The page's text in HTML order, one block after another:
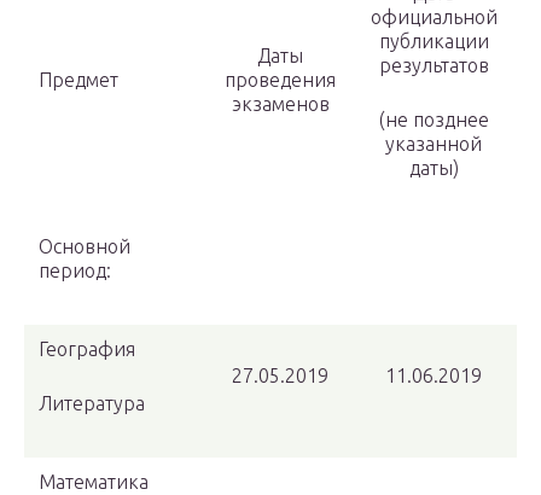
Предмет
Даты
проведения
экзаменов
официальной
публикации
результатов
(не позднее
указанной
даты)
Основной
период:
География
Литература
27.05.2019 11.06.2019
Математика